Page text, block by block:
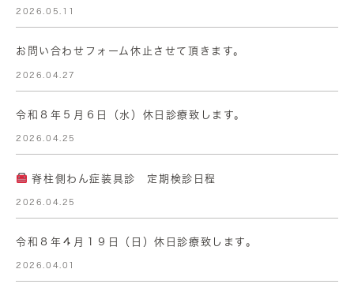
2026.05.11
お問い合わせフォーム休止させて頂きます。
2026.04.27
令和８年５月６日（水）休日診療致します。
2026.04.25
脊柱側わん症装具診 定期検診日程
2026.04.25
令和８年４月１９日（日）休日診療致します。
2026.04.01